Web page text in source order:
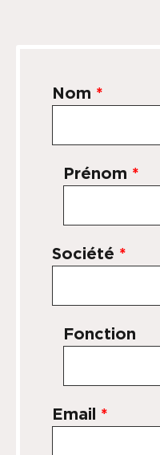
Nom *
Prénom *
Société *
Fonction
Email *